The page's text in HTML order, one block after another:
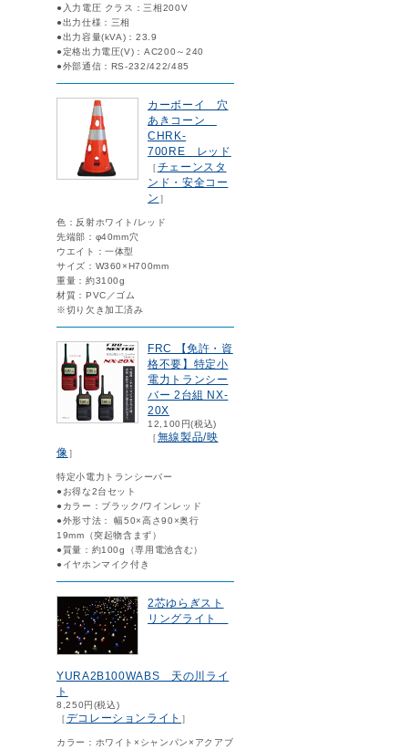
●入力電圧 クラス：三相200V
●出力仕様：三相
●出力容量(kVA)：23.9
●定格出力電圧(V)：AC200～240
●外部通信：RS-232/422/485
カーボーイ 穴
あきコーン
CHRK-
700RE レッド
［チェーンスタ
ンド・安全コー
ン ］
色：反射ホワイト/レッド
先端部：φ40mm穴
ウエイト：一体型
サイズ：W360×H700mm
重量：約3100g
材質：PVC／ゴム
※切り欠き加工済み
FRC 【免許・資
格不要】特定小
電力トランシー
バー 2台組 NX-
20X
12,100円(税込)
［無線製品/映
像］
特定小電力トランシーバー
●お得な2台セット
●カラー：ブラック/ワインレッド
●外形寸法： 幅50×高さ90×奥行
19mm（突起物含まず）
●質量：約100g（専用電池含む）
●イヤホンマイク付き
2芯ゆらぎスト
リングライト
YURA2B100WABS 天の川ライ
ト
8,250円(税込)
［デコレーションライト ］
カラー：ホワイト×シャンパン×アクアブ